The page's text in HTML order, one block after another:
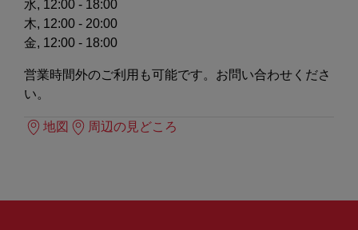
水, 12:00 - 18:00
木, 12:00 - 20:00
金, 12:00 - 18:00
営業時間外のご利用も可能です。お問い合わせくださ
い。
地図 周辺の見どころ